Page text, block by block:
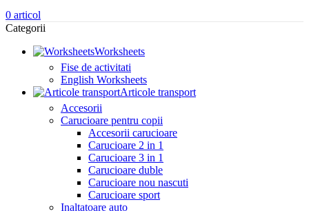
0 articol
Categorii
Worksheets
Fise de activitati
English Worksheets
Articole transport
Accesorii
Carucioare pentru copii
Accesorii carucioare
Carucioare 2 in 1
Carucioare 3 in 1
Carucioare duble
Carucioare nou nascuti
Carucioare sport
Inaltatoare auto